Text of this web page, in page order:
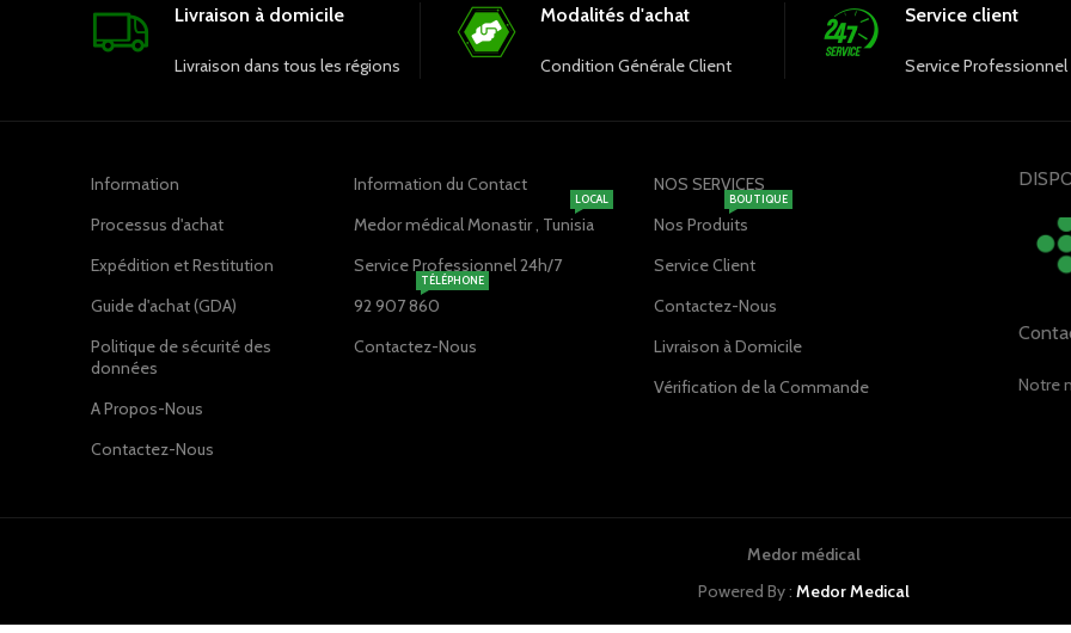
Livraison à domicile
Livraison dans tous les régions
Modalités d'achat
Condition Générale Client
Service client
Service Professionnel
Information
Processus d'achat
Expédition et Restitution
Guide d'achat (GDA)
Politique de sécurité des
données
A Propos-Nous
Contactez-Nous
Information du Contact
Medor médical Monastir , Tunisia
LOCAL
Service Professionnel 24h/7
92 907 860
TÉLÉPHONE
Contactez-Nous
NOS SERVICES
Nos Produits
BOUTIQUE
Service Client
Contactez-Nous
Livraison à Domicile
Vérification de la Commande
Notre
Medor médical
Powered By : Medor Medical